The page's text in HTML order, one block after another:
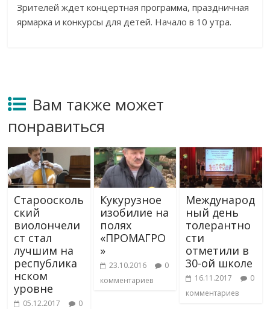
Зрителей ждет концертная программа, праздничная
ярмарка и конкурсы для детей. Начало в 10 утра.
Вам также может
понравиться
Староосколь
ский
виолончели
ст стал
лучшим на
республика
нском
уровне
05.12.2017
0
Кукурузное
изобилие на
полях
«ПРОМАГРО
»
23.10.2016
0
комментариев
Международ
ный день
толерантно
сти
отметили в
30-ой школе
16.11.2017
0
комментариев